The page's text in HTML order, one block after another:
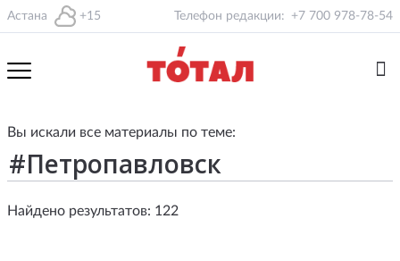
Астана +15 Телефон редакции: +7 700 978-78-54
Вы искали все материалы по теме:
Найдено результатов: 122